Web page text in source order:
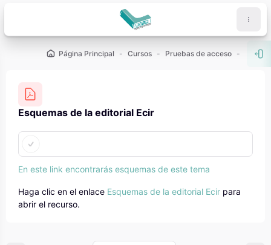
Página Principal Cursos Pruebas de acceso PCE
Esquemas de la editorial Ecir
Requisitos de finalización
En este link encontrarás esquemas de este tema
Haga clic en el enlace Esquemas de la editorial Ecir para
abrir el recurso.